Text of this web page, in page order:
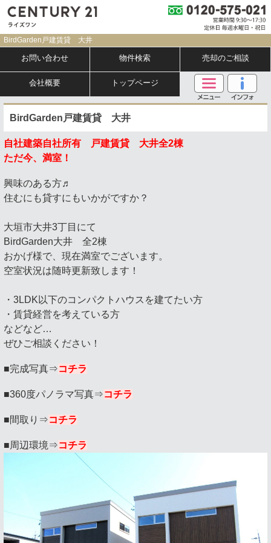
BirdGarden戸建賃貸 大井
お問い合わせ 物件検索 売却のご相談
会社概要 トップページ
BirdGarden戸建賃貸 大井
自社建築自社所有 戸建賃貸 大井全2棟
ただ今、満室！
興味のある方♬
住むにも貸すにもいかがですか？
大垣市大井3丁目にて
BirdGarden大井 全2棟
おかげ様で、現在満室でございます。
空室状況は随時更新致します！
・3LDK以下のコンパクトハウスを建てたい方
・賃貸経営を考えている方
などなど…
ぜひご相談ください！
■完成写真⇒コチラ
■360度パノラマ写真⇒コチラ
■間取り⇒コチラ
■周辺環境⇒コチラ